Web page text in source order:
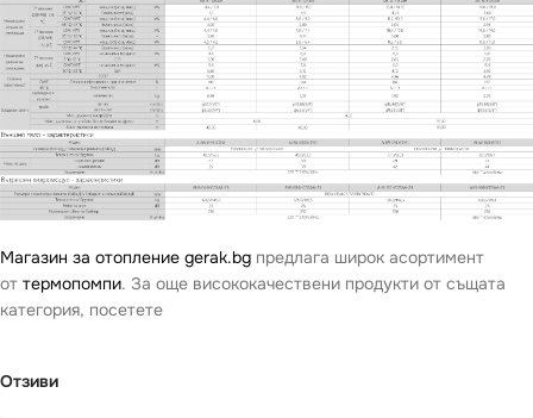
Магазин за отопление gerak.bg предлага широк асортимент
от термопомпи. За още висококачествени продукти от същата
категория, посетете
Отзиви